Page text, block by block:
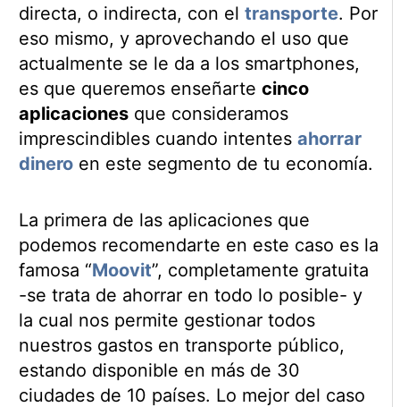
directa, o indirecta, con el transporte. Por
eso mismo, y aprovechando el uso que
actualmente se le da a los smartphones,
es que queremos enseñarte cinco
aplicacionesque consideramos
imprescindibles cuando intentes ahorrar
dineroen este segmento de tu economía.
La primera de las aplicaciones que
podemos recomendarte en este caso es la
famosa “Moovit”, completamente gratuita
-se trata de ahorrar en todo lo posible- y
la cual nos permite gestionar todos
nuestros gastos en transporte público,
estando disponible en más de 30
ciudades de 10 países. Lo mejor del caso